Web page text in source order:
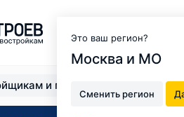
Это ваш регион?
Москва и МО
Сменить регион
и продавцам